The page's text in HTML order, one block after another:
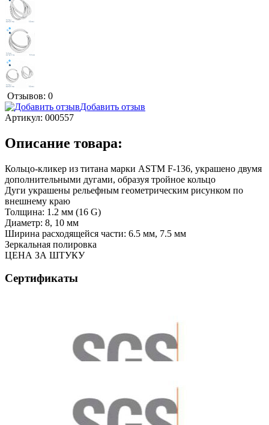
Отзывов: 0
Добавить отзыв
Артикул: 000557
Описание товара:
Кольцо-кликер из титана марки ASTM F-136, украшено двумя
дополнительными дугами, образуя тройное кольцо
Дуги украшены рельефным геометрическим рисунком по
внешнему краю
Толщина: 1.2 мм (16 G)
Диаметр: 8, 10 мм
Ширина расходящейся части: 6.5 мм, 7.5 мм
Зеркальная полировка
ЦЕНА ЗА ШТУКУ
Сертификаты